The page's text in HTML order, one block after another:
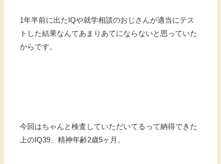
1年半前に出たIQや就学相談のおじさんが適当にテス
トした結果なんてあまりあてにならないと思っていた
からです。
今回はちゃんと検査していただいてるって納得できた
上のIQ39、精神年齢2歳5ヶ月。